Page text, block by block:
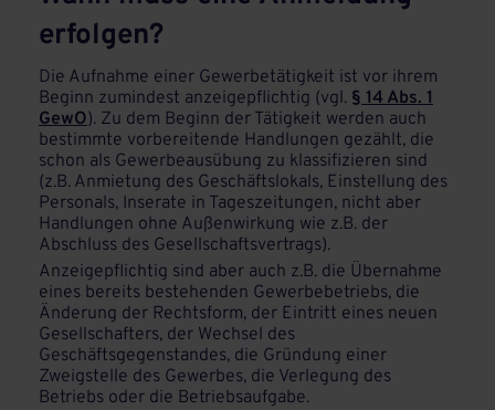
erfolgen?
Die Aufnahme einer Gewerbetätigkeit ist vor ihrem
Beginn zumindest anzeigepflichtig (vgl. § 14 Abs. 1
GewO). Zu dem Beginn der Tätigkeit werden auch
bestimmte vorbereitende Handlungen gezählt, die
schon als Gewerbeausübung zu klassifizieren sind
(z.B. Anmietung des Geschäftslokals, Einstellung des
Personals, Inserate in Tageszeitungen, nicht aber
Handlungen ohne Außenwirkung wie z.B. der
Abschluss des Gesellschaftsvertrags).
Anzeigepflichtig sind aber auch z.B. die Übernahme
eines bereits bestehenden Gewerbebetriebs, die
Änderung der Rechtsform, der Eintritt eines neuen
Gesellschafters, der Wechsel des
Geschäftsgegenstandes, die Gründung einer
Zweigstelle des Gewerbes, die Verlegung des
Betriebs oder die Betriebsaufgabe.